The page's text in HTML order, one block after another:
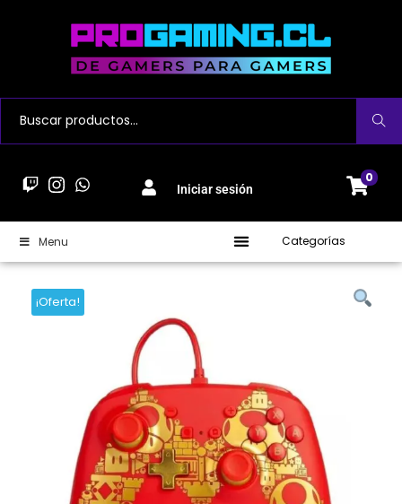
Buscar
Iniciar sesión
0
Menu Categorías
¡Oferta!